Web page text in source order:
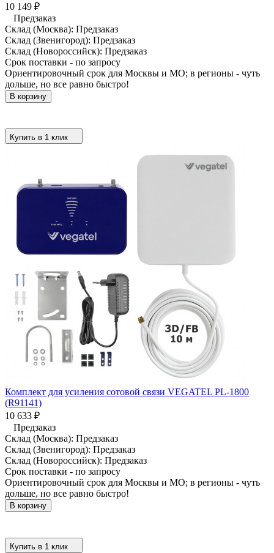
10 149 ₽
Предзаказ
Склад (Москва): Предзаказ
Склад (Звенигород): Предзаказ
Склад (Новороссийск): Предзаказ
Срок поставки - по запросу
Ориентировочный срок для Москвы и МО; в регионы - чуть
дольше, но все равно быстро!
В корзину
Купить в 1 клик
Комплект для усиления сотовой связи VEGATEL PL-1800
(R91141)
10 633 ₽
Предзаказ
Склад (Москва): Предзаказ
Склад (Звенигород): Предзаказ
Склад (Новороссийск): Предзаказ
Срок поставки - по запросу
Ориентировочный срок для Москвы и МО; в регионы - чуть
дольше, но все равно быстро!
В корзину
Купить в 1 клик